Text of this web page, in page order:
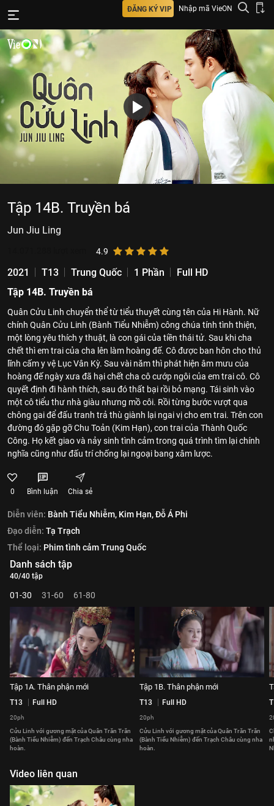
ĐĂNG KÝ VIP Nhập mã VieON
Tập 14B. Truyền bá
Jun Jiu Ling
4.9
2021 T13 Trung Quốc 1 Phần
Full HD
Tập 14B. Truyền bá
Quân Cửu Linh chuyển thể từ tiểu thuyết cùng tên của Hi Hành. Nữ
chính Quân Cửu Linh (Bành Tiểu Nhiễm) công chúa tính tình thiện,
một lòng yêu thích y thuật, là con gái của tiền thái tử. Sau khi cha
chết thì em trai của cha lên làm hoàng đế. Cô được ban hôn cho thủ
lĩnh cấm y vệ Lục Vân Kỳ. Sau vài năm thì phát hiện âm mưu của
hoàng đế ngày xưa đã hại chết cha cô cướp ngôi của em trai cô. Cô
quyết định đi hành thích, sau đó thất bại rồi bỏ mạng. Tái sinh vào
một cô tiểu thư nhà giàu nhưng mồ côi. Rồi từng bước vượt qua
chông gai để đấu tranh trả thù giành lại ngai vị cho em trai. Trên con
đường đó gặp gỡ Chu Toản (Kim Hạn), con trai của Thành Quốc
Công. Họ kết giao và nảy sinh tình cảm trong quá trình tìm lại chính
nghĩa cũng như đấu trí chống lại ngoại bang xâm lược.
0 Bình luận Chia sẻ
Diễn viên: Bành Tiểu Nhiễm, Kim Hạn,Đỗ Á Phi
Đạo diễn: Tạ Trạch
Thể loại: Phim tình cảm Trung Quốc
Danh sách tập
40/40 tập
01-30 31-60 61-80
Tập 1A. Thân phận mới
T13 Full HD
20ph
Cửu Linh với gương mặt của Quân Trăn Trăn
(Bành Tiểu Nhiễm) đến Trạch Châu cùng nha
hoàn.
Tập 1B. Thân phận mới
T13 Full HD
20ph
Cửu Linh với gương mặt của Quân Trăn Trăn
(Bành Tiểu Nhiễm) đến Trạch Châu cùng nha
hoàn.
Video liên quan